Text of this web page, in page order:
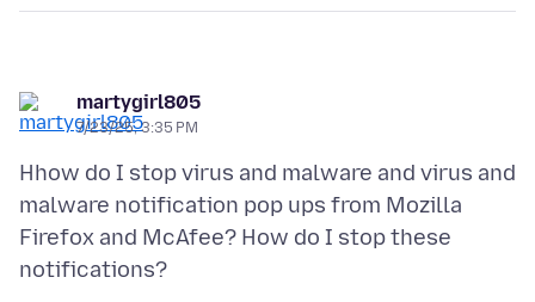
martygirl805
7/23/25, 3:35 PM
Hhow do I stop virus and malware and virus and
malware notification pop ups from Mozilla
Firefox and McAfee? How do I stop these